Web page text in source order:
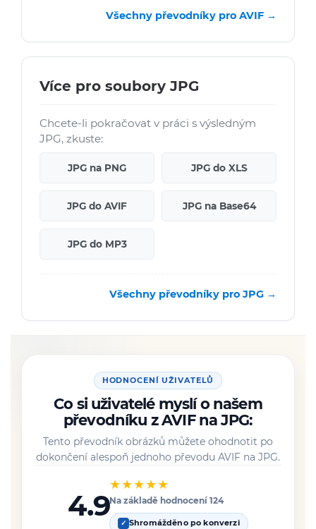
Všechny převodníky pro AVIF →
Více pro soubory JPG
Chcete-li pokračovat v práci s výsledným
JPG, zkuste:
JPG na PNG JPG do XLS
JPG do AVIF JPG na Base64
JPG do MP3
Všechny převodníky pro JPG →
HODNOCENÍ UŽIVATELŮ
Co si uživatelé myslí o našem
převodníku z AVIF na JPG:
Tento převodník obrázků můžete ohodnotit po
dokončení alespoň jednoho převodu AVIF na JPG.
4.9
★★★★★
Na základě hodnocení 124
✓ Shromážděno po konverzi